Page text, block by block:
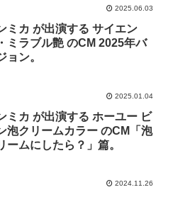
2025.06.03
ミカ が出演する サイエン
ミラブル艶 のCM 2025年バ
ョン。
2025.01.04
ミカ が出演する ホーユー ビ
泡クリームカラー のCM「泡
ームにしたら？」篇。
2024.11.26